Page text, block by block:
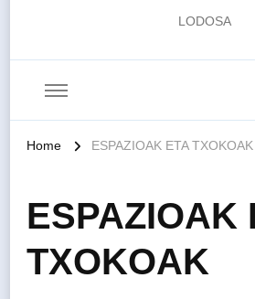
LODOSA
Home ESPAZIOAK ETA TXOKOAK
ESPAZIOAK
TXOKOAK